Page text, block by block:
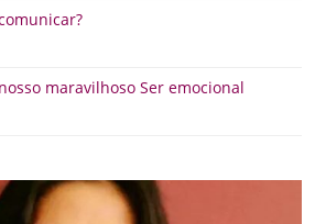
maravilhoso Ser emocional